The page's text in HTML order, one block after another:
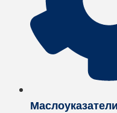
Маслоуказатели